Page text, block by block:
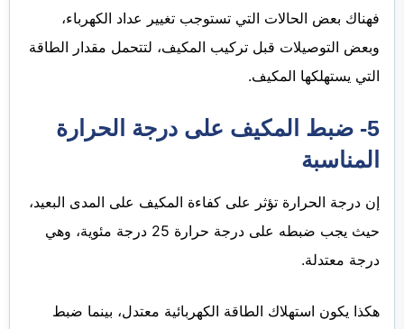
فهناك بعض الحالات التي تستوجب تغيير عداد الكهرباء،
وبعض التوصيلات قبل تركيب المكيف، لتتحمل مقدار الطاقة
التي يستهلكها المكيف.
5- ضبط المكيف على درجة الحرارة
المناسبة
إن درجة الحرارة تؤثر على كفاءة المكيف على المدى البعيد،
حيث يجب ضبطه على درجة حرارة 25 درجة مئوية، وهي
درجة معتدلة.
هكذا يكون استهلاك الطاقة الكهربائية معتدل، بينما ضبط